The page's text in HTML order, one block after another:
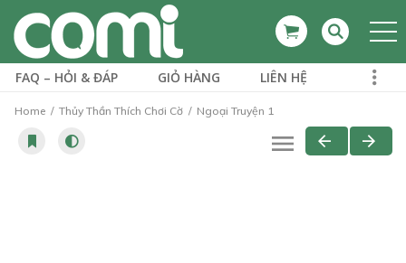
FAQ – HỎI & ĐÁP GIỎ HÀNG LIÊN HỆ
Home Thủy Thần Thích Chơi Cờ Ngoại Truyện 1